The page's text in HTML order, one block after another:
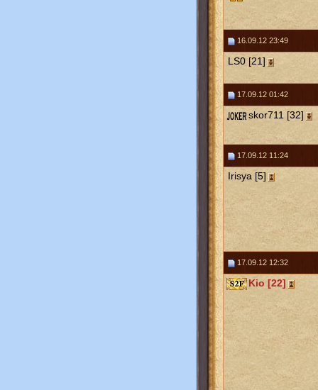
16.09.12 23:49
LS0 [21]
17.09.12 01:42
skor711 [32]
17.09.12 11:24
Irisya [5]
17.09.12 12:32
Kio [22]